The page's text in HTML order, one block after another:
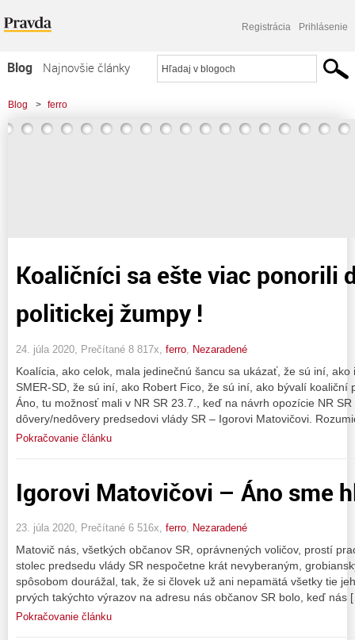
Registrácia Prihlásenie
Blog
Najnovšie články
Najčítanejšie články
Najkomentovanejšie články
Blog > ferro
Koaličníci sa ešte viac ponorili
politickej žumpy !
24. júla 2020, Prečítané 8 817x, ferro Nezaradené
Koalícia, ako celok, mala jedinečnú šancu sa ukázať, že sú iní,
SMER-SD, že sú iní, ako Robert Fico, že sú iní, ako bývalí koaliční
Áno, tu možnosť mali v NR SR 23.7., keď na návrh opozície NR
dôvery/nedôvery predsedovi vlády SR – Igorovi Matovičovi.
Pokračovanie článku
Igorovi Matovičovi – Áno sme
23. júla 2020, Prečítané 6 516x, ferro, Nezaradené
Matovič nás, všetkých občanov SR, oprávnených voličov, prostí
stolec predsedu vlády SR nespočetne krát nevyberaným,
spôsobom dourážal, tak, že si človek už ani nepamätá všetky tie
prvých takýchto výrazov na adresu nás občanov SR bolo, keď nás
Pokračovanie článku